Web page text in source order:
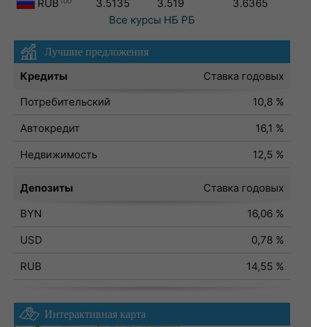
RUB
3.5135 3.519
3.6365
Все курсы НБ РБ
Лучшие предложения
Кредиты
Ставка годовых
Потребительский
10,8 %
Автокредит
16,1 %
Недвижимость
12,5 %
Депозиты
Ставка годовых
BYN
16,06 %
USD
0,78 %
RUB
14,55 %
Интерактивная карта